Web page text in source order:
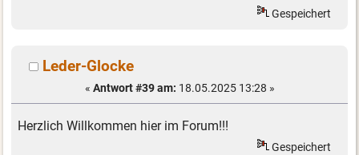
Gespeichert
Leder-Glocke
« Antwort #39 am: 18.05.2025 13:28 »
Herzlich Willkommen hier im Forum!!!
Gespeichert